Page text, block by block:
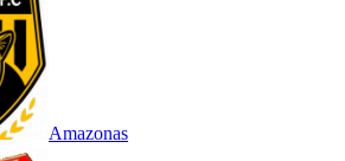
Amazonas